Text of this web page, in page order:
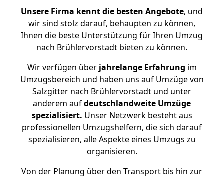
Unsere Firma kennt die besten Angebote, und
wir sind stolz darauf, behaupten zu können,
Ihnen die beste Unterstützung für Ihren Umzug
nach Brühlervorstadt bieten zu können.
Wir verfügen überjahrelange Erfahrung im
Umzugsbereich und haben uns auf Umzüge von
Salzgitter nach Brühlervorstadt und unter
anderem aufdeutschlandweite Umzüge
spezialisiert. Unser Netzwerk besteht aus
professionellen Umzugshelfern, die sich darauf
spezialisieren, alle Aspekte eines Umzugs zu
organisieren.
Von der Planung über den Transport bis hin zur